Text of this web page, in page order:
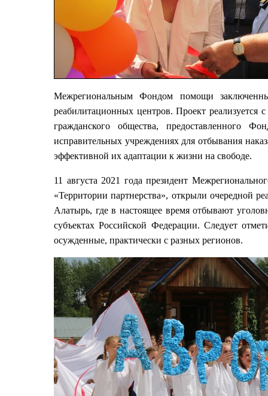
Межрегиональным Фондом помощи
реабилитационных центров. Проект реализуется
гражданского общества, предоставленного
исправительных учреждениях для отбывания
эффективной их адаптации к жизни на свободе.
11 августа 2021 года президент
«Территории партнерства», открыли очередной
Алатырь, где в настоящее время отбывают
субъектах Российской Федерации. Следует
осужденные, практически с разных регионов.